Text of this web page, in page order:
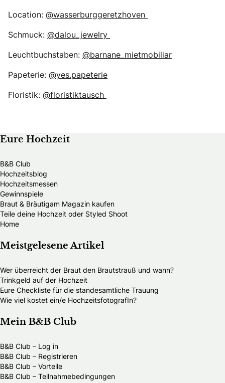
Location: @wasserburggeretzhoven
Schmuck: @dalou_jewelry
Leuchtbuchstaben: @barnane_mietmobiliar
Papeterie: @yes.papeterie
Floristik: @floristiktausch
Eure Hochzeit
B&B Club
Hochzeitsblog
Hochzeitsmessen
Gewinnspiele
Braut & Bräutigam Magazin kaufen
Teile deine Hochzeit oder Styled Shoot
Home
Meistgelesene Artikel
Wer überreicht der Braut den Brautstrauß und wann?
Trinkgeld auf der Hochzeit
Eure Checkliste für die standesamtliche Trauung
Wie viel kostet ein/e HochzeitsfotografIn?
Mein B&B Club
B&B Club – Log in
B&B Club – Registrieren
B&B Club – Vorteile
B&B Club – Teilnahmebedingungen